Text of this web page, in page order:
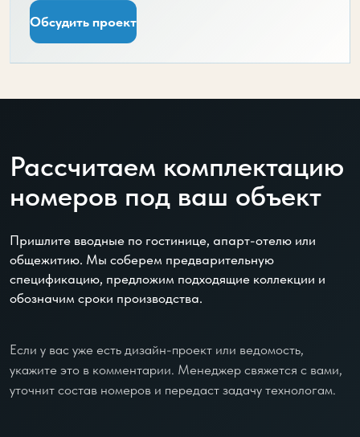
Обсудить проект
Рассчитаем комплектацию
номеров под ваш объект
Пришлите вводные по гостинице, апарт-отелю или
общежитию. Мы соберем предварительную
спецификацию, предложим подходящие коллекции и
обозначим сроки производства.
Если у вас уже есть дизайн-проект или ведомость,
укажите это в комментарии. Менеджер свяжется с вами,
уточнит состав номеров и передаст задачу технологам.